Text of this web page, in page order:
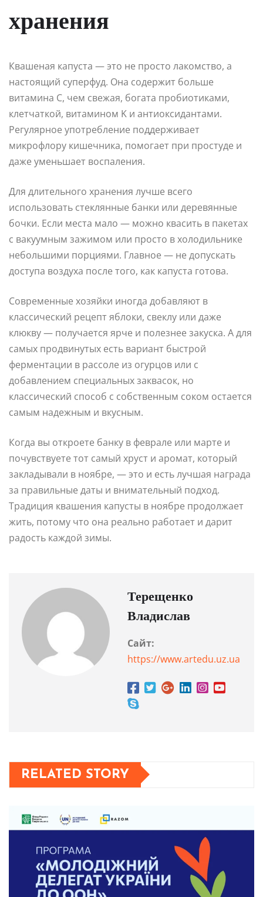
хранения
Квашеная капуста — это не просто лакомство, а
настоящий суперфуд. Она содержит больше
витамина C, чем свежая, богата пробиотиками,
клетчаткой, витамином K и антиоксидантами.
Регулярное употребление поддерживает
микрофлору кишечника, помогает при простуде и
даже уменьшает воспаления.
Для длительного хранения лучше всего
использовать стеклянные банки или деревянные
бочки. Если места мало — можно квасить в пакетах
с вакуумным зажимом или просто в холодильнике
небольшими порциями. Главное — не допускать
доступа воздуха после того, как капуста готова.
Современные хозяйки иногда добавляют в
классический рецепт яблоки, свеклу или даже
клюкву — получается ярче и полезнее закуска. А для
самых продвинутых есть вариант быстрой
ферментации в рассоле из огурцов или с
добавлением специальных заквасок, но
классический способ с собственным соком остается
самым надежным и вкусным.
Когда вы откроете банку в феврале или марте и
почувствуете тот самый хруст и аромат, который
закладывали в ноябре, — это и есть лучшая награда
за правильные даты и внимательный подход.
Традиция квашения капусты в ноябре продолжает
жить, потому что она реально работает и дарит
радость каждой зимы.
Терещенко
Владислав
Сайт:
https://www.artedu.uz.ua
RELATED STORY